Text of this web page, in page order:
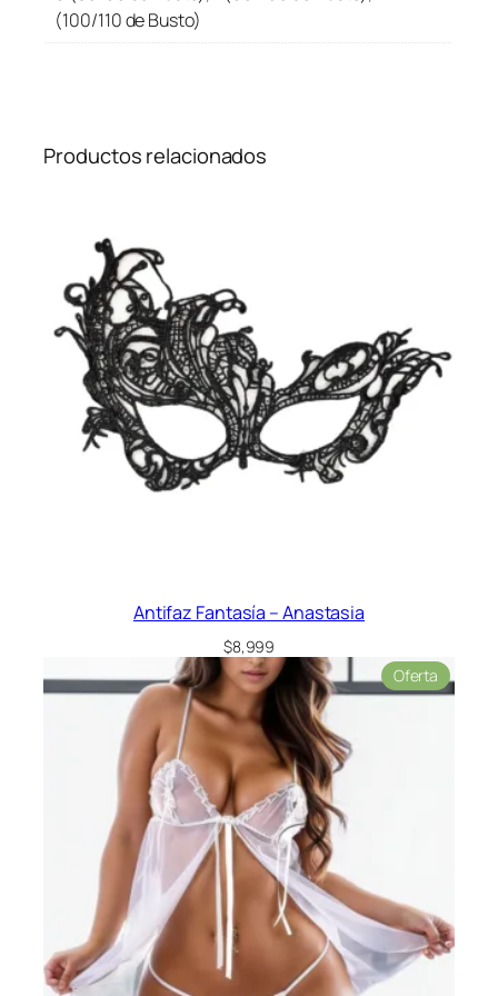
(100/110 de Busto)
Productos relacionados
Antifaz Fantasía – Anastasia
$8,999
Oferta
en